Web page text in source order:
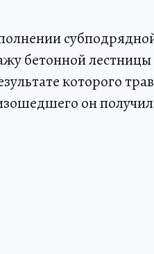
бетонной
которого
он